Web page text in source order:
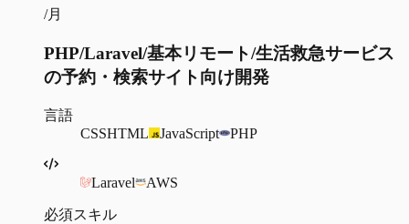
/月
PHP/Laravel/基本リモート/生活救急サービス
の予約・検索サイト向け開発
言語
CSSHTML JavaScript PHP
Laravel AWS
必須スキル